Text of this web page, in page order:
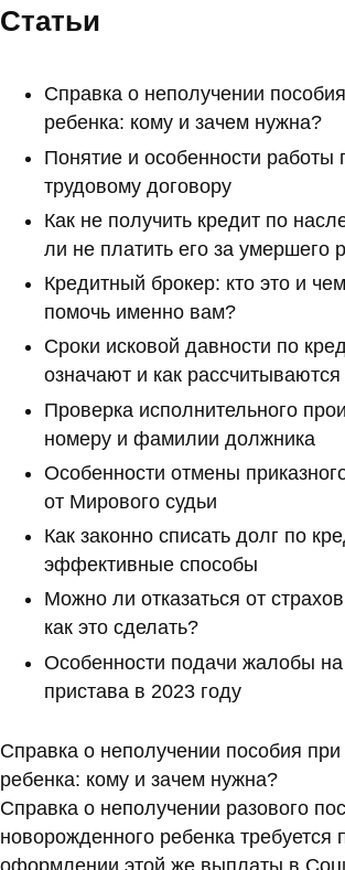
Статьи
Справка о неполучении
ребенка: кому и зачем нужна?
Понятие и особенности работы
трудовому договору
Как не получить кредит по
ли не платить его за умершего
Кредитный брокер: кто это и
помочь именно вам?
Сроки исковой давности по
означают и как рассчитываются
Проверка исполнительного
номеру и фамилии должника
Особенности отмены
от Мирового судьи
Как законно списать долг по
эффективные способы
Можно ли отказаться от
как это сделать?
Особенности подачи жалобы на
пристава в 2023 году
Справка о неполучении пособия
ребенка: кому и зачем нужна?
Справка о неполучении разового
новорожденного ребенка требуется
оформлении этой же выплаты в